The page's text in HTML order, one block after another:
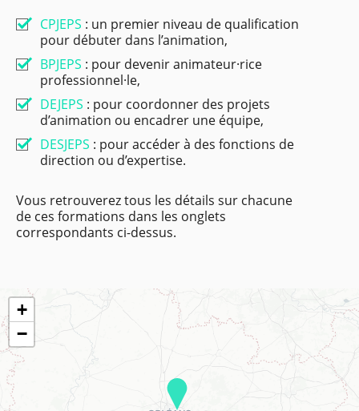
CPJEPS : un premier niveau de qualification
pour débuter dans l’animation,
BPJEPS : pour devenir animateur·rice
professionnel·le,
DEJEPS : pour coordonner des projets
d’animation ou encadrer une équipe,
DESJEPS : pour accéder à des fonctions de
direction ou d’expertise.
Vous retrouverez tous les détails sur chacune
de ces formations dans les onglets
correspondants ci-dessus.
+
−